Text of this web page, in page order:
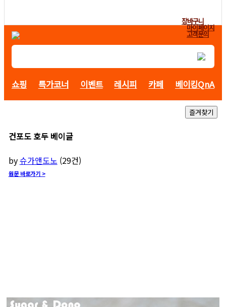
장바구니
마이페이지
고객문의
쇼핑 특가코너 이벤트 레시피 카페 베이킹QnA
건포도 호두 베이글
by슈가앤도노 (29건)
원문 바로가기 >